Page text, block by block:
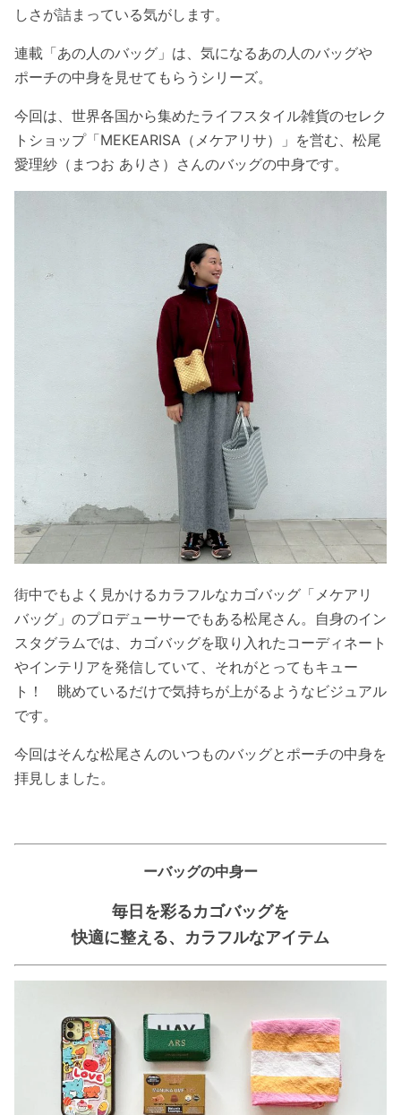
しさが詰まっている気がします。
連載「あの人のバッグ」は、気になるあの人のバッグや
ポーチの中身を見せてもらうシリーズ。
今回は、世界各国から集めたライフスタイル雑貨のセレク
トショップ「MEKEARISA（メケアリサ）」を営む、松尾
愛理紗（まつお ありさ）さんのバッグの中身です。
街中でもよく見かけるカラフルなカゴバッグ「メケアリ
バッグ」のプロデューサーでもある松尾さん。自身のイン
スタグラムでは、カゴバッグを取り入れたコーディネート
やインテリアを発信していて、それがとってもキュー
ト！ 眺めているだけで気持ちが上がるようなビジュアル
です。
今回はそんな松尾さんのいつものバッグとポーチの中身を
拝見しました。
ーバッグの中身ー
毎日を彩るカゴバッグを
快適に整える、カラフルなアイテム